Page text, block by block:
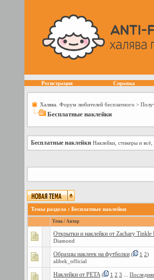
Регистрация Справка
Халява. Форум любителей бесплатного >
Бесплатные наклейки
Бесплатные наклейки Наклейки, стикеры и всё,
Темы раздела : Бесплатные наклейки
Тема / Автор
Открытки и наклейки от Zachary Tinkle
Diamond
Образцы наклеек на футболки ( 1 2)
alibek_official
Наклейки от PETA ( 1 2 3